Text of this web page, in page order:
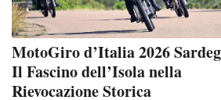
MotoGiro d’Italia 2026
Il Fascino dell’Isola nella
Rievocazione Storica